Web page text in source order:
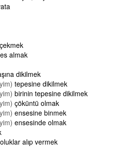
almak
dikilmek
tepesine dikilmek
birinin tepesine dikilmek
çöküntü olmak
ensesine binmek
ensesinde olmak
alıp vermek